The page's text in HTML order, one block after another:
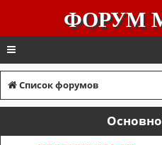
ФОРУМ
Список форумов